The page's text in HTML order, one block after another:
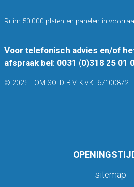
Ruim 50.000 platen en panelen in
Voor telefonisch advies en/of
afspraak bel: 0031 (0)318 25 01
© 2025 TOM SOLD B.V. K.v.K. 67100872
sitemap